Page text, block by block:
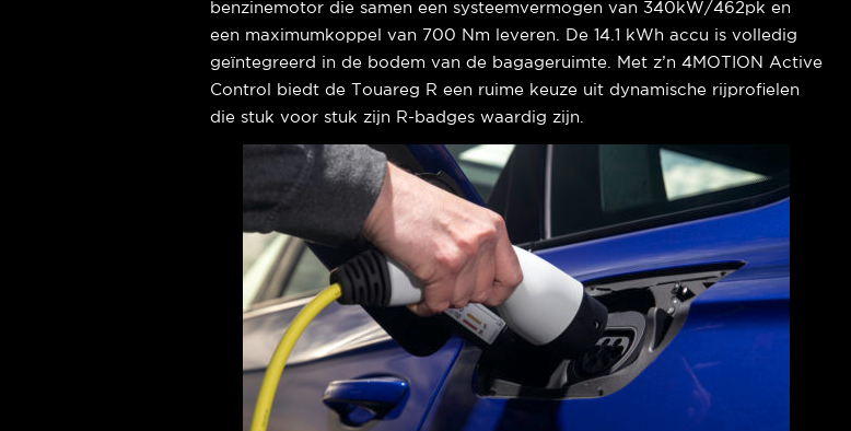
benzinemotor die samen een systeemvermogen van 340kW/462pk en
een maximumkoppel van 700 Nm leveren. De 14.1 kWh accu is volledig
geïntegreerd in de bodem van de bagageruimte. Met z’n 4MOTION Active
Control biedt de Touareg R een ruime keuze uit dynamische rijprofielen
die stuk voor stuk zijn R-badges waardig zijn.